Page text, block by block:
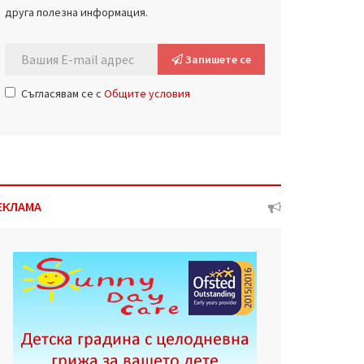
друга полезна информация.
Запишете се
Съгласявам се с Общите условия